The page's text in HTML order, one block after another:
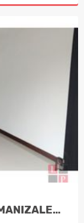
ALQUILER CASA LA FRANCIA, MANIZALES C…